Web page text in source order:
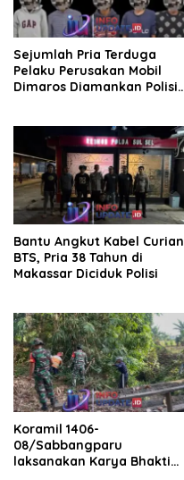
Sejumlah Pria Terduga
Pelaku Perusakan Mobil
Dimaros Diamankan Polisi.
Bantu Angkut Kabel Curian
BTS, Pria 38 Tahun di
Makassar Diciduk Polisi
Koramil 1406-
08/Sabbangparu
laksanakan Karya Bhakti